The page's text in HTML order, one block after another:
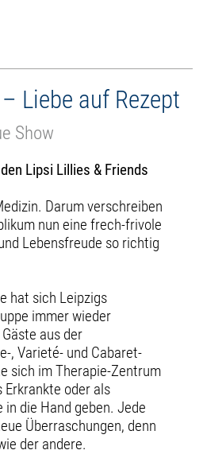
Liebe auf Rezept
Show
Lipsi Lillies & Friends
Darum verschreiben
nun eine frech-frivole
Lebensfreude so richtig
hat sich Leipzigs
immer wieder
aus der
, Varieté- und Cabaret-
sich im Therapie-Zentrum
Erkrankte oder als
in die Hand geben. Jede
Überraschungen, denn
der andere.